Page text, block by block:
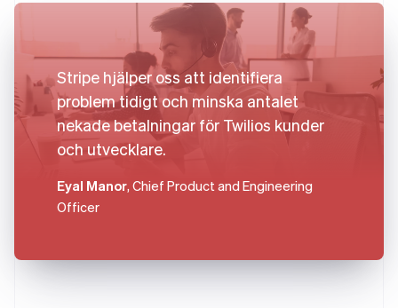
Stripe hjälper oss att identifiera
problem tidigt och minska antalet
nekade betalningar för Twilios kunder
och utvecklare.
Eyal Manor, Chief Product and Engineering
Officer